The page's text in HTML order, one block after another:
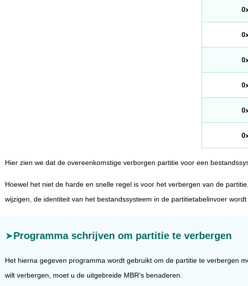
Hier zien we dat de overeenkomstige verborgen partitie voor een
Hoewel het niet de harde en snelle regel is voor het verbergen van de
wijzigen, de identiteit van het bestandssysteem in de partitietabelinvoer
Programma schrijven om partitie te verbergen
Het hierna gegeven programma wordt gebruikt om de partitie te verbergen
wilt verbergen, moet u de uitgebreide MBR's benaderen.